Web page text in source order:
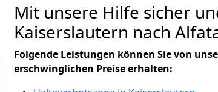
Mit unsere Hilfe sicher
Kaiserslautern nach
Folgende Leistungen können Sie von
erschwinglichen Preise erhalten: